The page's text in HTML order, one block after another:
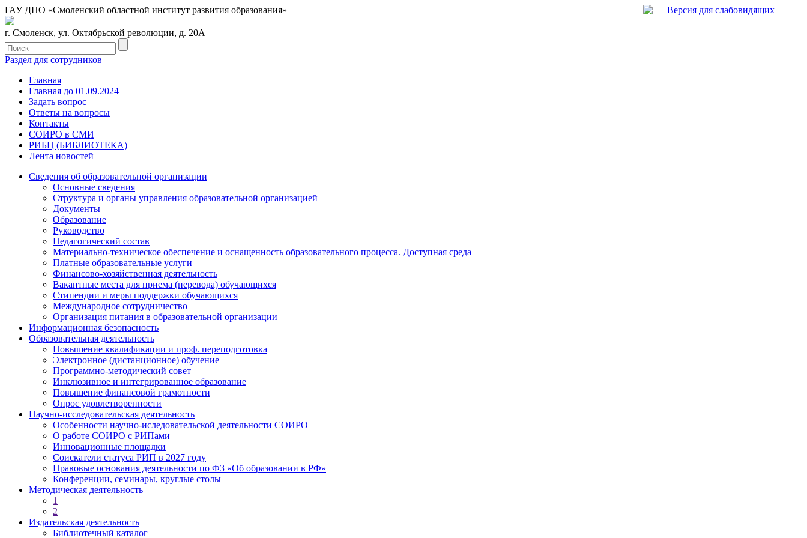
ГАУ ДПО «Смоленский областной институт развития образования» Версия для слабовидящих
г. Смоленск, ул. Октябрьской революции, д. 20А
Раздел для сотрудников
Главная
Главная до 01.09.2024
Задать вопрос
Ответы на вопросы
Контакты
СОИРО в СМИ
РИБЦ (БИБЛИОТЕКА)
Лента новостей
Сведения об образовательной организации
Основные сведения
Структура и органы управления образовательной организацией
Документы
Образование
Руководство
Педагогический состав
Материально-техническое обеспечение и оснащенность образовательного процесса. Доступная среда
Платные образовательные услуги
Финансово-хозяйственная деятельность
Вакантные места для приема (перевода) обучающихся
Стипендии и меры поддержки обучающихся
Международное сотрудничество
Организация питания в образовательной организации
Информационная безопасность
Образовательная деятельность
Повышение квалификации и проф. переподготовка
Электронное (дистанционное) обучение
Программно-методический совет
Инклюзивное и интегрированное образование
Повышение финансовой грамотности
Опрос удовлетворенности
Научно-исследовательская деятельность
Особенности научно-иследовательской деятельности СОИРО
О работе СОИРО с РИПами
Инновационные площадки
Соискатели статуса РИП в 2027 году
Правовые основания деятельности по ФЗ «Об образовании в РФ»
Конференции, семинары, круглые столы
Методическая деятельность
1
2
Издательская деятельность
Библиотечный каталог